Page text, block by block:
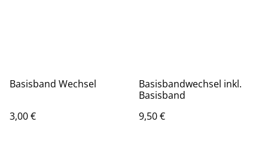
Basisband Wechsel
3,00 €
Basisbandwechsel inkl.
Basisband
9,50 €